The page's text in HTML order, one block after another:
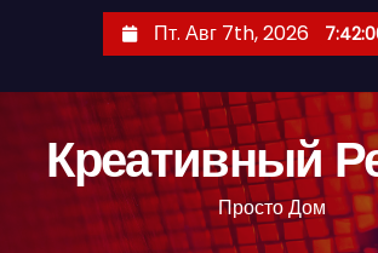
Пт. Авг 7th, 2026
Креативный
Просто Дом